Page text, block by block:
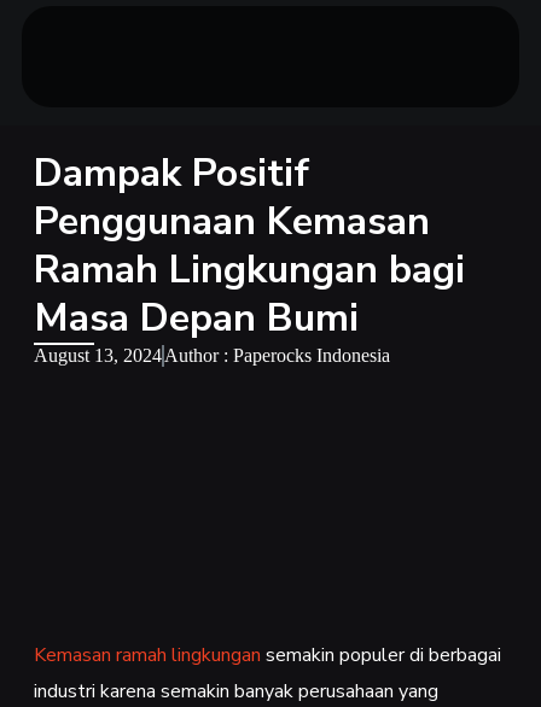
Dampak Positif
Penggunaan Kemasan
Ramah Lingkungan bagi
Masa Depan Bumi
August 13, 2024Author : Paperocks Indonesia
Kemasan ramah lingkungan semakin populer di berbagai
industri karena semakin banyak perusahaan yang